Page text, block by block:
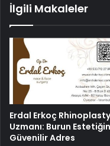
İlgili Makaleler
Erdal Erkoç Rhinoplasty
Uzmanı: Burun
Güvenilir Adres